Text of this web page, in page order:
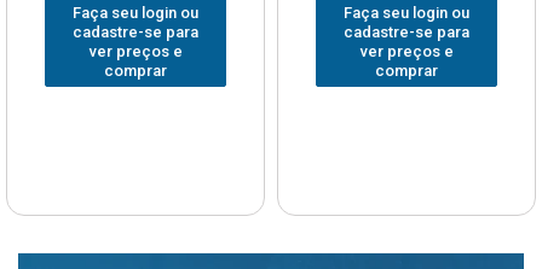
Faça seu login ou
cadastre-se para
ver preços e
comprar
Faça seu login ou
cadastre-se para
ver preços e
comprar